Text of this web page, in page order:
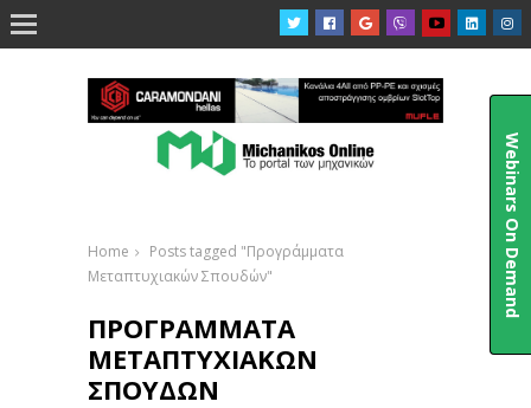

Home
Posts tagged "Προγράμματα
Μεταπτυχιακών Σπουδών"
ΠΡΟΓΡΆΜΜΑΤΑ
ΜΕΤΑΠΤΥΧΙΑΚΏΝ
ΣΠΟΥΔΏΝ
Webinars On Demand